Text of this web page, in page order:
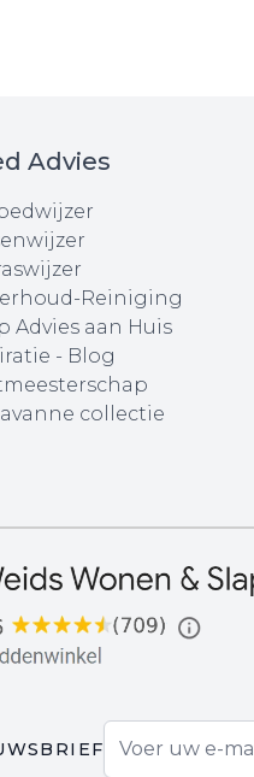
Advies
Reiniging
Advies aan Huis
- Blog
collectie
E-mail adres